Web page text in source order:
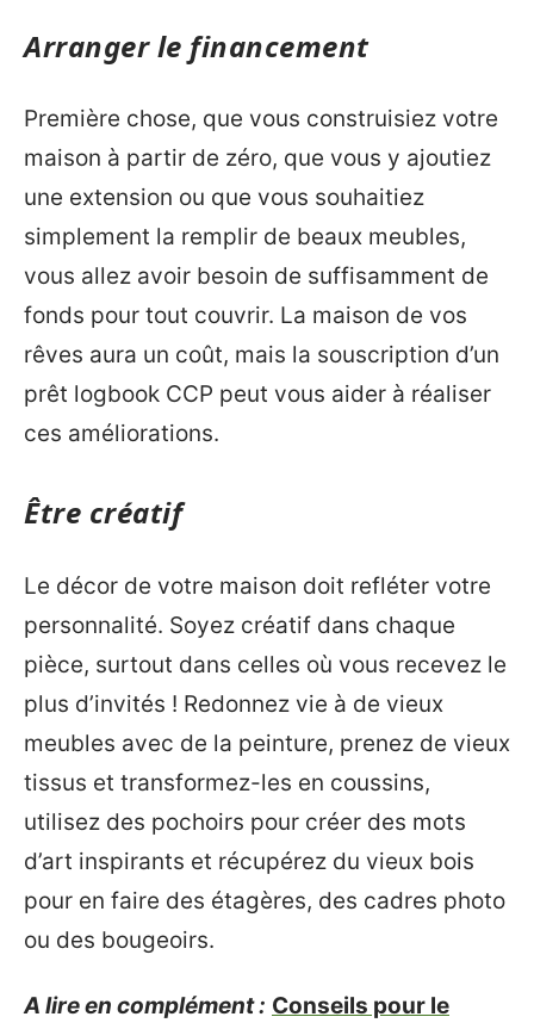
Arranger le financement
Première chose, que vous construisiez votre
maison à partir de zéro, que vous y ajoutiez
une extension ou que vous souhaitiez
simplement la remplir de beaux meubles,
vous allez avoir besoin de suffisamment de
fonds pour tout couvrir. La maison de vos
rêves aura un coût, mais la souscription d’un
prêt logbook CCP peut vous aider à réaliser
ces améliorations.
Être créatif
Le décor de votre maison doit refléter votre
personnalité. Soyez créatif dans chaque
pièce, surtout dans celles où vous recevez le
plus d’invités ! Redonnez vie à de vieux
meubles avec de la peinture, prenez de vieux
tissus et transformez-les en coussins,
utilisez des pochoirs pour créer des mots
d’art inspirants et récupérez du vieux bois
pour en faire des étagères, des cadres photo
ou des bougeoirs.
A lire en complément : Conseils pour le